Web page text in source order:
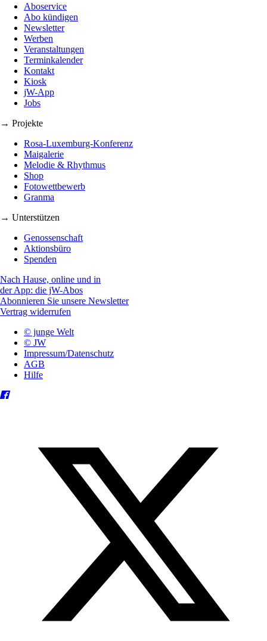
Aboservice
Abo kündigen
Newsletter
Werben
Veranstaltungen
Terminkalender
Kontakt
Kiosk
jW-App
Jobs
→ Projekte
Rosa-Luxemburg-Konferenz
Maigalerie
Melodie & Rhythmus
Shop
Fotowettbewerb
Granma
→ Unterstützen
Genossenschaft
Aktionsbüro
Spenden
Nach Hause, online und in
der App: die jW-Abos
Abonnieren Sie unsere Newsletter
Vertrag widerrufen
© junge Welt
© JW
Impressum/Datenschutz
AGB
Hilfe